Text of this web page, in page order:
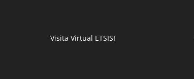
Visita Virtual ETSISI